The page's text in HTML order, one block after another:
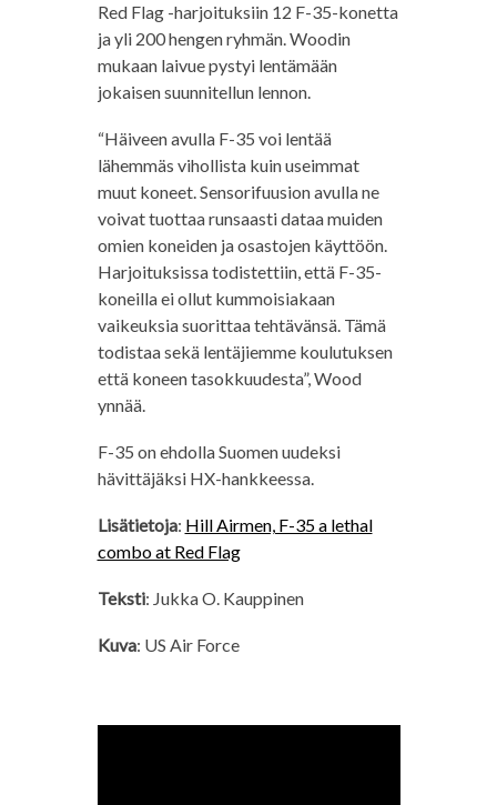
Red Flag -harjoituksiin 12 F-35-konetta
ja yli 200 hengen ryhmän. Woodin
mukaan laivue pystyi lentämään
jokaisen suunnitellun lennon.
“Häiveen avulla F-35 voi lentää
lähemmäs vihollista kuin useimmat
muut koneet. Sensorifuusion avulla ne
voivat tuottaa runsaasti dataa muiden
omien koneiden ja osastojen käyttöön.
Harjoituksissa todistettiin, että F-35-
koneilla ei ollut kummoisiakaan
vaikeuksia suorittaa tehtävänsä. Tämä
todistaa sekä lentäjiemme koulutuksen
että koneen tasokkuudesta”, Wood
ynnää.
F-35 on ehdolla Suomen uudeksi
hävittäjäksi HX-hankkeessa.
Lisätietoja: Hill Airmen, F-35 a lethal
combo at Red Flag
Teksti: Jukka O. Kauppinen
Kuva: US Air Force